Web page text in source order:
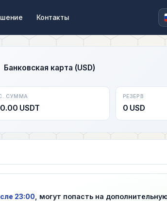
Контакты
Банковская карта (USD)
СУММА
USDT
РЕЗЕРВ
0 USD
23:00 , могут попасть на